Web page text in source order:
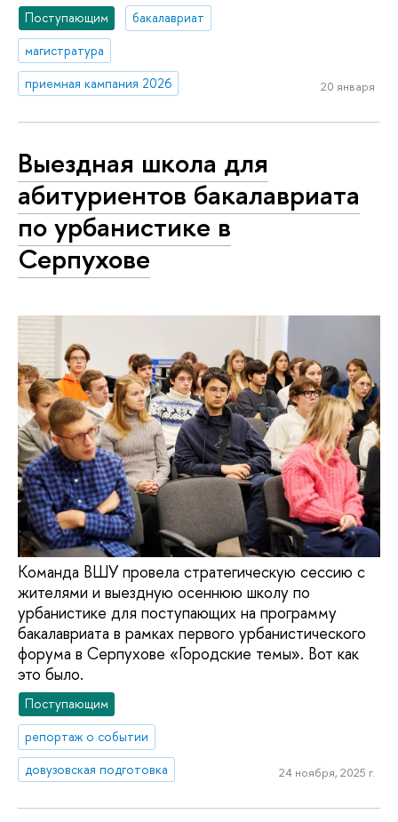
Поступающим
бакалавриат
магистратура
приемная кампания 2026
20 января
Выездная школа для
абитуриентов бакалавриата
по урбанистике в
Серпухове
Команда ВШУ провела стратегическую сессию с
жителями и выездную осеннюю школу по
урбанистике для поступающих на программу
бакалавриата в рамках первого урбанистического
форума в Серпухове «Городские темы». Вот как
это было.
Поступающим
репортаж о событии
довузовская подготовка
24 ноября, 2025 г.